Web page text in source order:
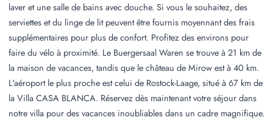
laver et une salle de bains avec douche. Si vous le souhaitez, des
serviettes et du linge de lit peuvent être fournis moyennant des frais
supplémentaires pour plus de confort. Profitez des environs pour
faire du vélo à proximité. Le Buergersaal Waren se trouve à 21 km de
la maison de vacances, tandis que le château de Mirow est à 40 km.
L'aéroport le plus proche est celui de Rostock-Laage, situé à 67 km de
la Villa CASA BLANCA. Réservez dès maintenant votre séjour dans
notre villa pour des vacances inoubliables dans un cadre magnifique.